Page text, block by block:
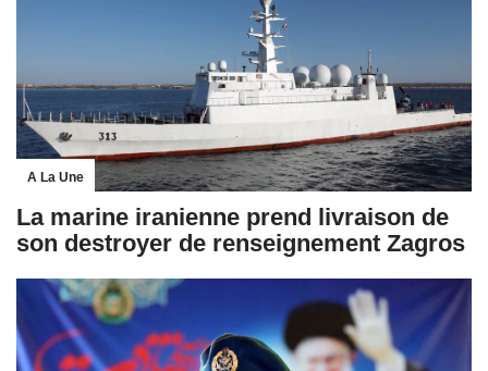
A La Une
La marine iranienne prend livraison de
son destroyer de renseignement Zagros